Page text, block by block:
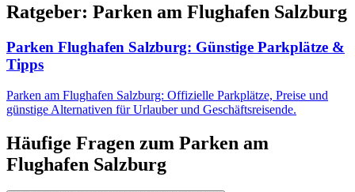
Ratgeber: Parken am Flughafen Salzburg
Parken Flughafen Salzburg: Günstige Parkplätze &
Tipps
Parken am Flughafen Salzburg: Offizielle Parkplätze, Preise und
günstige Alternativen für Urlauber und Geschäftsreisende.
Häufige Fragen zum Parken am
Flughafen Salzburg